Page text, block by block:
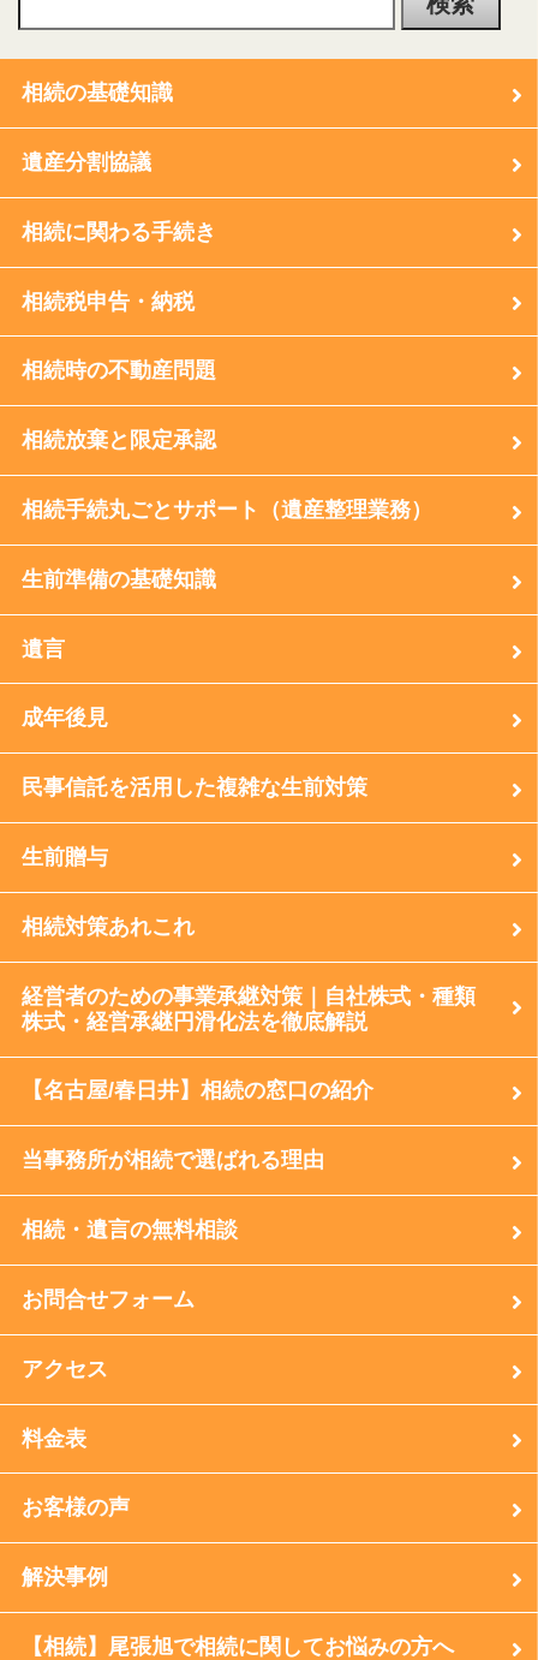
相続の基礎知識
遺産分割協議
相続に関わる手続き
相続税申告・納税
相続時の不動産問題
相続放棄と限定承認
相続手続丸ごとサポート（遺産整理業務）
生前準備の基礎知識
遺言
成年後見
民事信託を活用した複雑な生前対策
生前贈与
相続対策あれこれ
経営者のための事業承継対策｜自社株式・種類
株式・経営承継円滑化法を徹底解説
【名古屋/春日井】相続の窓口の紹介
当事務所が相続で選ばれる理由
相続・遺言の無料相談
お問合せフォーム
アクセス
料金表
お客様の声
解決事例
【相続】尾張旭で相続に関してお悩みの方へ